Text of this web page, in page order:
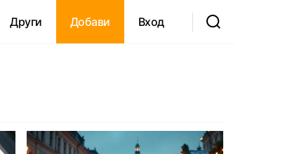
Други Добави Вход